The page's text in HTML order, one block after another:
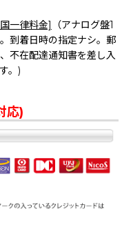
一律料金]
（アナログ盤1
到着日時の指定ナシ。郵
不在配達通知書を差し入
。)
応)